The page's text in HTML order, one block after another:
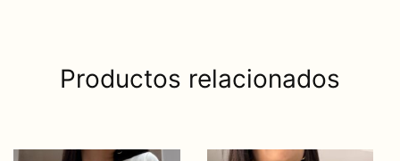
Productos relacionados